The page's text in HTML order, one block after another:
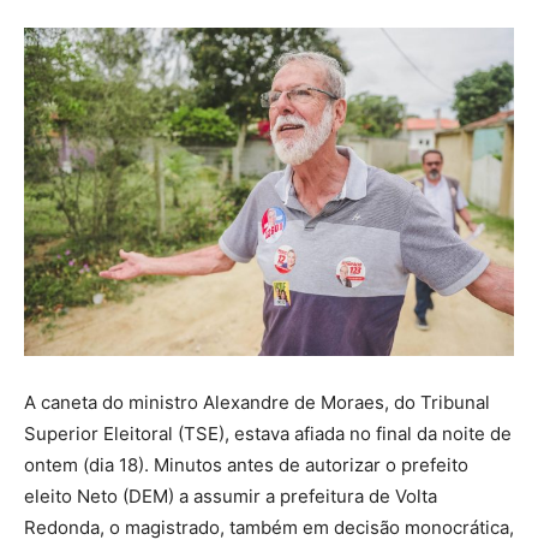
A caneta do ministro Alexandre de Moraes, do Tribunal
Superior Eleitoral (TSE), estava afiada no final da noite de
ontem (dia 18). Minutos antes de autorizar o prefeito
eleito Neto (DEM) a assumir a prefeitura de Volta
Redonda, o magistrado, também em decisão monocrática,